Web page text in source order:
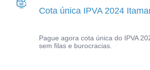
Cota única IPVA 2024
Pague agora cota única do IPVA
sem filas e burocracias.